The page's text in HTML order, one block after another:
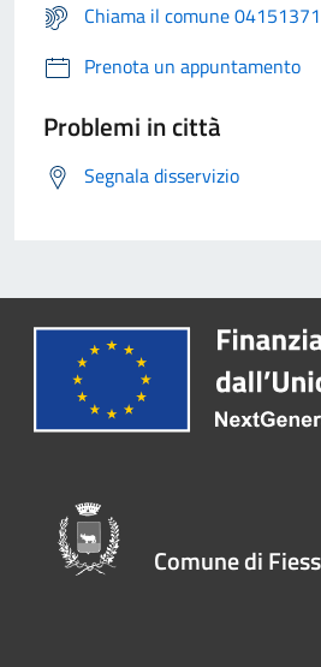
Chiama il comune
Prenota un appuntamento
Problemi in città
Segnala disservizio
Comune di